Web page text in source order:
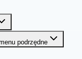
podrzędne